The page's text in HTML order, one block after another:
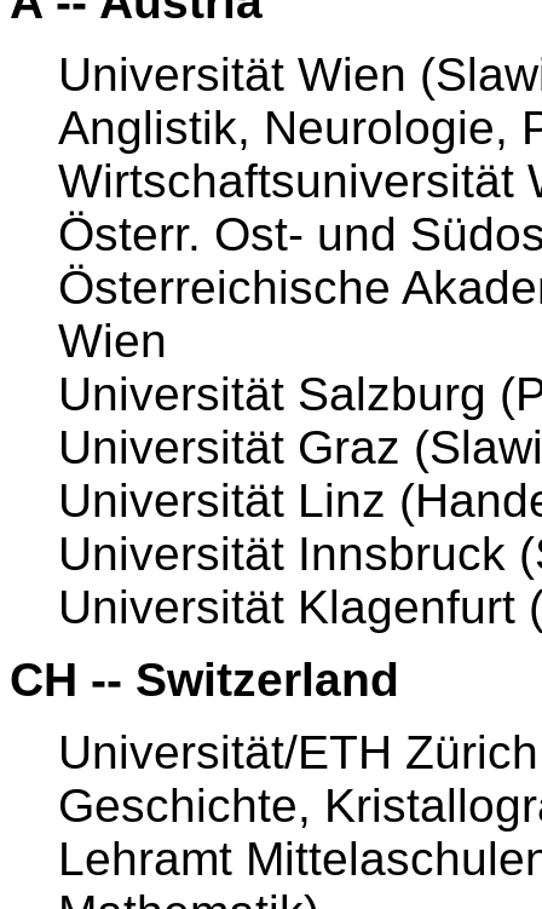
Universität Wien
Anglistik, Neurologie,
Wirtschaftsuniversität
Österr. Ost- und
Österreichische
Wien
Universität Salzburg
Universität Graz
Universität Linz
Universität Innsbruck
Universität Klagenfurt
CH -- Switzerland
Universität/ETH
Geschichte,
Lehramt